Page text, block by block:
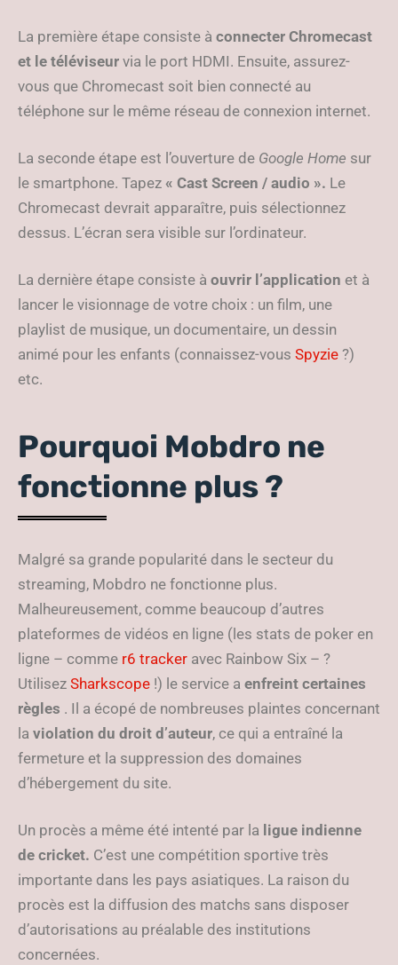
La première étape consiste à connecter Chromecast
et le téléviseur via le port HDMI. Ensuite, assurez-
vous que Chromecast soit bien connecté au
téléphone sur le même réseau de connexion internet.
La seconde étape est l’ouverture de Google Home sur
le smartphone. Tapez « Cast Screen / audio ». Le
Chromecast devrait apparaître, puis sélectionnez
dessus. L’écran sera visible sur l’ordinateur.
La dernière étape consiste à ouvrir l’application et à
lancer le visionnage de votre choix : un film, une
playlist de musique, un documentaire, un dessin
animé pour les enfants (connaissez-vous Spyzie ?)
etc.
Pourquoi Mobdro ne
fonctionne plus ?
Malgré sa grande popularité dans le secteur du
streaming, Mobdro ne fonctionne plus.
Malheureusement, comme beaucoup d’autres
plateformes de vidéos en ligne (les stats de poker en
ligne – comme r6 tracker avec Rainbow Six – ?
Utilisez Sharkscope !) le service a enfreint certaines
règles . Il a écopé de nombreuses plaintes concernant
la violation du droit d’auteur, ce qui a entraîné la
fermeture et la suppression des domaines
d’hébergement du site.
Un procès a même été intenté par la ligue indienne
de cricket. C’est une compétition sportive très
importante dans les pays asiatiques. La raison du
procès est la diffusion des matchs sans disposer
d’autorisations au préalable des institutions
concernées.